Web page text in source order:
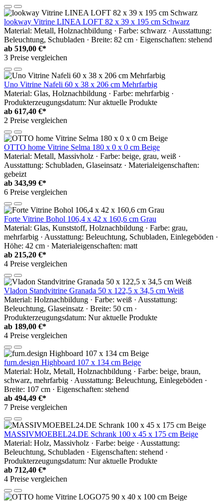
lookway Vitrine LINEA LOFT 82 x 39 x 195 cm Schwarz
Material: Metall, Holznachbildung · Farbe: schwarz · Ausstattung:
Beleuchtung, Schubladen · Breite: 82 cm · Eigenschaften: stehend
ab 519,00 €*
3 Preise vergleichen
Uno Vitrine Nafeli 60 x 38 x 206 cm Mehrfarbig
Material: Glas, Holznachbildung · Farbe: mehrfarbig ·
Produkterzeugungsdatum: Nur aktuelle Produkte
ab 617,40 €*
2 Preise vergleichen
OTTO home Vitrine Selma 180 x 0 x 0 cm Beige
Material: Metall, Massivholz · Farbe: beige, grau, weiß ·
Ausstattung: Schubladen, Glaseinsatz · Materialeigenschaften:
gebeizt
ab 343,99 €*
6 Preise vergleichen
Forte Vitrine Bohol 106,4 x 42 x 160,6 cm Grau
Material: Glas, Kunststoff, Holznachbildung · Farbe: grau,
mehrfarbig · Ausstattung: Beleuchtung, Schubladen, Einlegeböden ·
Höhe: 42 cm · Materialeigenschaften: matt
ab 215,20 €*
4 Preise vergleichen
Vladon Standvitrine Granada 50 x 122,5 x 34,5 cm Weiß
Material: Holznachbildung · Farbe: weiß · Ausstattung:
Beleuchtung, Glaseinsatz · Breite: 50 cm ·
Produkterzeugungsdatum: Nur aktuelle Produkte
ab 189,00 €*
4 Preise vergleichen
furn.design Highboard 107 x 134 cm Beige
Material: Holz, Metall, Holznachbildung · Farbe: beige, braun,
schwarz, mehrfarbig · Ausstattung: Beleuchtung, Einlegeböden ·
Breite: 107 cm · Eigenschaften: stehend
ab 494,49 €*
7 Preise vergleichen
MASSIVMOEBEL24.DE Schrank 100 x 45 x 175 cm Beige
Material: Holz, Massivholz · Farbe: beige · Ausstattung:
Beleuchtung, Schubladen · Eigenschaften: stehend ·
Produkterzeugungsdatum: Nur aktuelle Produkte
ab 712,40 €*
4 Preise vergleichen